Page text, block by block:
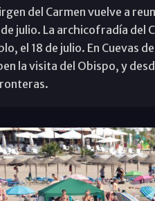
del Carmen vuelve a
julio. La archicofradía del
el 18 de julio. En Cuevas
la visita del Obispo, y